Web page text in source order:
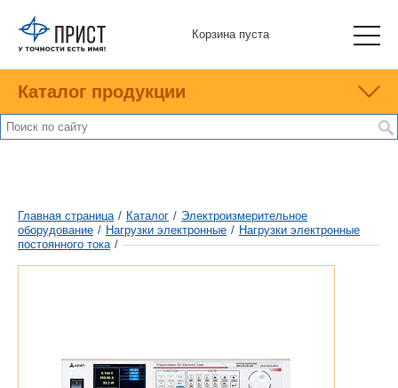
Корзина пуста
Каталог продукции
Главная страница / Каталог / Электроизмерительное
оборудование / Нагрузки электронные / Нагрузки электронные
постоянного тока /